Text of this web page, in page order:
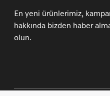
En yeni ürünlerimiz,
hakkında bizden haber
olun.